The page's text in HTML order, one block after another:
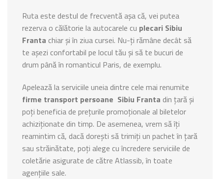
Ruta este destul de frecventă așa că, vei putea
rezerva o călătorie la autocarele cu plecari Sibiu
Franta chiar și în ziua cursei. Nu-ți rămâne decât să
te așezi confortabil pe locul tău și să te bucuri de
drum până în romanticul Paris, de exemplu.
Apelează la serviciile uneia dintre cele mai renumite
firme transport persoane Sibiu Franta din țară și
poți beneficia de prețurile promoționale al biletelor
achiziționate din timp. De asemenea, vrem să îți
reamintim că, dacă dorești să trimiți un pachet în țară
sau străinătate, poți alege cu încredere serviciile de
coletărie asigurate de către Atlassib, în toate
agențiile sale.